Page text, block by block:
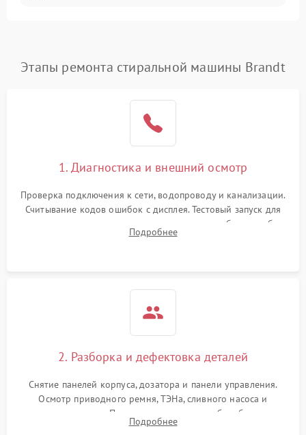
Подробнее →
Этапы ремонта стиральной машины Brandt
1. Диагностика и внешний осмотр
Проверка подключения к сети, водопроводу и канализации.
Считывание кодов ошибок с дисплея. Тестовый запуск для
выявления посторонних шумов, протечек или сбоев в работе
электронного модуля управления.
Подробнее
2. Разборка и дефектовка деталей
Снятие панелей корпуса, дозатора и панели управления.
Осмотр приводного ремня, ТЭНа, сливного насоса и
амортизаторов. Проверка подшипников барабана и
крестовины на износ, а манжеты люка на разрывы.
Подробнее